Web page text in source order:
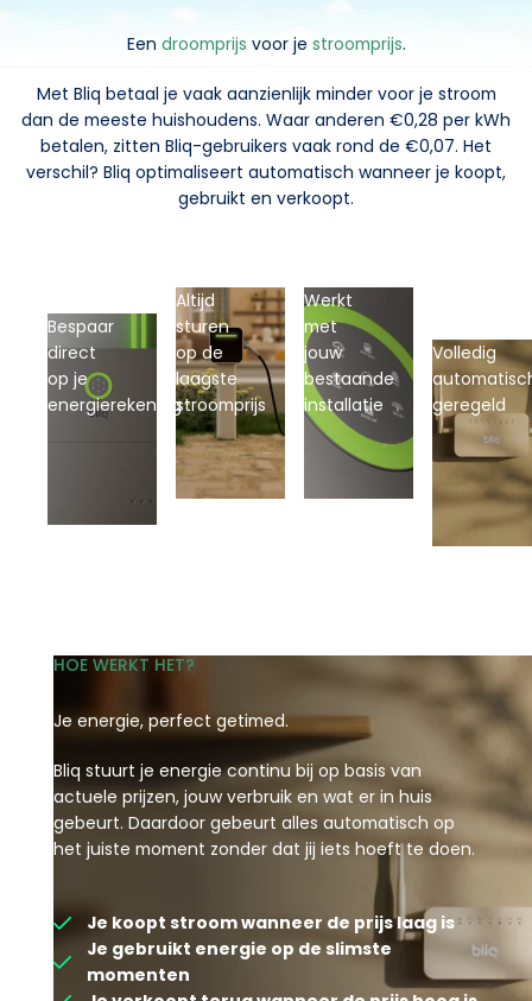
Een droomprijs voor je stroomprijs.
Met Bliq betaal je vaak aanzienlijk minder voor je stroom
dan de meeste huishoudens. Waar anderen €0,28 per kWh
betalen, zitten Bliq-gebruikers vaak rond de €0,07. Het
verschil? Bliq optimaliseert automatisch wanneer je koopt,
gebruikt en verkoopt.
Bespaar
direct
op je
energierekening
Altijd
sturen
op de
laagste
stroomprijs
Werkt
met
jouw
bestaande
installatie
Volledig
geregeld
HOE WERKT HET?
Je energie, perfect getimed.
Bliq stuurt je energie continu bij op basis van
actuele prijzen, jouw verbruik en wat er in huis
gebeurt. Daardoor gebeurt alles automatisch op
het juiste moment zonder dat jij iets hoeft te doen.
Je koopt stroom wanneer de prijs laag is
Je gebruikt energie op de slimste
momenten